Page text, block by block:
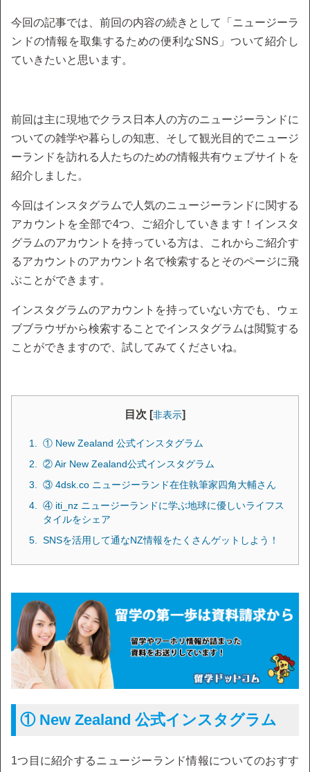
今回の記事では、前回の内容の続きとして「ニュージーラ
ンドの情報を取集するための便利なSNS」ついて紹介し
ていきたいと思います。
前回は主に現地でクラス日本人の方のニュージーランドに
ついての雑学や暮らしの知恵、そして観光目的でニュージ
ーランドを訪れる人たちのための情報共有ウェブサイトを
紹介しました。
今回はインスタグラムで人気のニュージーランドに関する
アカウントを全部で4つ、ご紹介していきます！インスタ
グラムのアカウントを持っている方は、これからご紹介す
るアカウントのアカウント名で検索するとそのページに飛
ぶことができます。
インスタグラムのアカウントを持っていない方でも、ウェ
ブブラウザから検索することでインスタグラムは閲覧する
ことができますので、試してみてくださいね。
目次 [非表示]
① New Zealand 公式インスタグラム
② Air New Zealand公式インスタグラム
③ 4dsk.co ニュージーランド在住執筆家四角大輔さん
④ iti_nz ニュージーランドに学ぶ地球に優しいライフス
タイルをシェア
SNSを活用して通なNZ情報をたくさんゲットしよう！
① New Zealand 公式インスタグラム
1つ目に紹介するニュージーランド情報についてのおすす